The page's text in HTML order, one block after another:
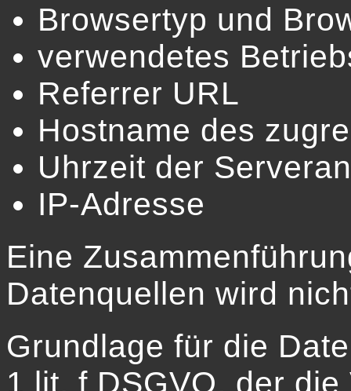
Browsertyp und
verwendetes
Referrer URL
Hostname des
Uhrzeit der
IP-Adresse
Eine
Datenquellen wird
Grundlage für die
1 lit. f DSGVO, der